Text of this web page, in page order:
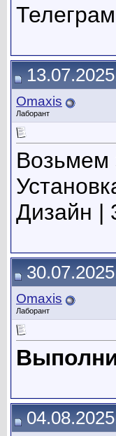
Omaxis
Лаборант
Возьмем
Дизайн |
Omaxis
Лаборант